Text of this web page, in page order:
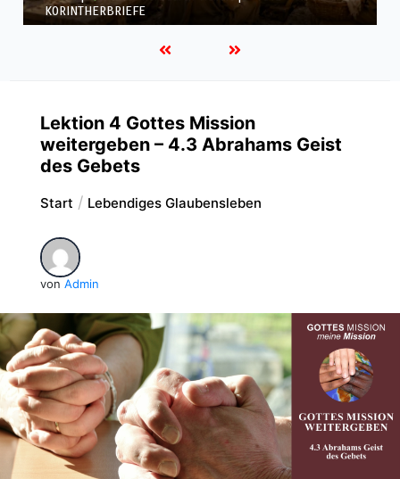
KORINTHERBRIEFE
Lektion 4 Gottes Mission
weitergeben – 4.3 Abrahams Geist
des Gebets
Start Lebendiges Glaubensleben
von Admin